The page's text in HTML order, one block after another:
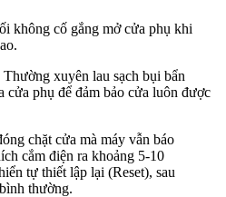
không cố gắng mở cửa phụ khi
Thường xuyên lau sạch bụi bẩn
cửa phụ để đảm bảo cửa luôn được
chặt cửa mà máy vẫn báo
cắm điện ra khoảng 5-10
tự thiết lập lại (Reset), sau
thường.